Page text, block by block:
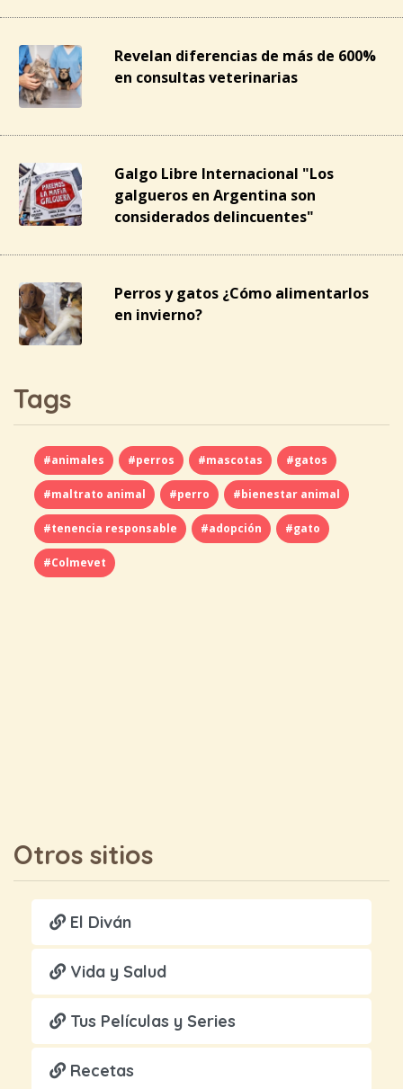
Revelan diferencias de más de 600%
en consultas veterinarias
Galgo Libre Internacional "Los
galgueros en Argentina son
considerados delincuentes"
Perros y gatos ¿Cómo alimentarlos
en invierno?
Tags
#animales #perros #mascotas #gatos
#maltrato animal #perro #bienestar animal
#tenencia responsable #adopción #gato
#Colmevet
Otros sitios
El Diván
Vida y Salud
Tus Películas y Series
Recetas